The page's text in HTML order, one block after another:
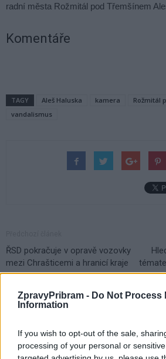
ZpravyPribram - Do Not Process
Information
If you wish to opt-out of the sale,
processing of your personal or
radní města Rožmitál pod Třemšínem
Komentáře
TAGY Aleš Haluska kamera
Rožmitál
vandalismus
ŘSD pokračuje v opravě vozovky
mezi Chrašticemi a hranicí kraje
VÍCE OD AUTORA